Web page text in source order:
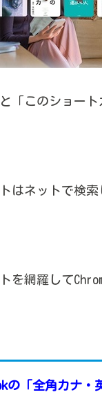
と「このショー
はネットで検
を網羅して
の「全角カナ